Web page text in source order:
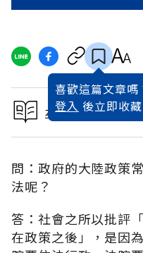
喜歡這篇文章嗎
登入 後立即收
本文出自 1990 /
問：政府的大陸政策
法呢？
答：社會之所以批評
在政策之後」，是因